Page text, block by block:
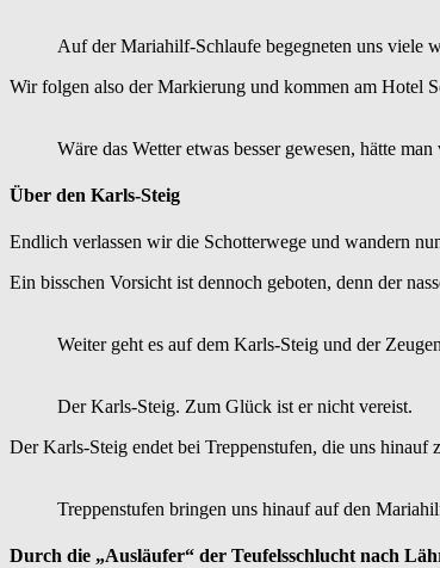
Auf der Mariahilf-Schlaufe begegneten uns viele
Wir folgen also der Markierung und kommen am Hotel
Wäre das Wetter etwas besser gewesen, hätte
Über den Karls-Steig
Endlich verlassen wir die Schotterwege und wandern
Ein bisschen Vorsicht ist dennoch geboten, denn der
Weiter geht es auf dem Karls-Steig und der
Der Karls-Steig. Zum Glück ist er nicht vereist.
Der Karls-Steig endet bei Treppenstufen, die uns
Treppenstufen bringen uns hinauf auf den
Durch die „Ausläufer“ der Teufelsschlucht nach